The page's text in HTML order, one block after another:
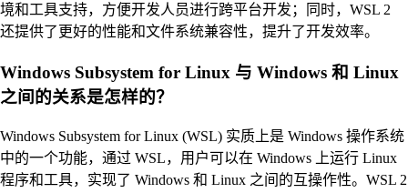
境和工具支持，方便开发人员进行跨平台开发；同时，WSL 2
还提供了更好的性能和文件系统兼容性，提升了开发效率。
Windows Subsystem for Linux 与 Windows 和 Linux
之间的关系是怎样的？
Windows Subsystem for Linux (WSL) 实质上是 Windows 操作系统
中的一个功能，通过 WSL，用户可以在 Windows 上运行 Linux
程序和工具，实现了 Windows 和 Linux 之间的互操作性。WSL 2